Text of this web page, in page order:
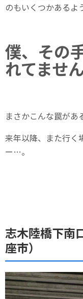
のもいくつかあるよ
僕、その
れてませ
まさかこんな罠があ
来年以降、また行く
ー…。
志木陸橋下南
座市）